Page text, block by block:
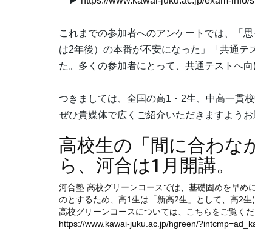
これまでの参加者へのアンケートでは、「
は2年後）の本番が不安になった」「共通テ
た。多くの参加者にとって、共通テストへ
つきましては、全国の高1・2生、中高一貫
ぜひ貴媒体で広くご紹介いただきますようお
高校生の「間に合わな
ら、河合は1月開講。
河合塾 高校グリーンコースでは、基礎固めを早め
のとするため、高1生は「新高2生」として、高2
高校グリーンコースについては、こちらをご覧くだ
https://www.kawai-juku.ac.jp/hgreen/